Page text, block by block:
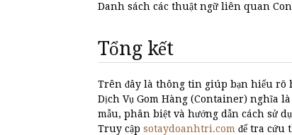
Danh sách các thuật ngữ liên quan
Tổng kết
Trên đây là thông tin giúp bạn hiểu rõ
Dịch Vụ Gom Hàng (Container) nghĩa là
mẫu, phân biệt và hướng dẫn cách sử
Truy cập sotaydoanhtri.com để tra cứu